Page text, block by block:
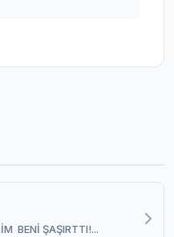
BENİ ŞAŞIRTTI!...